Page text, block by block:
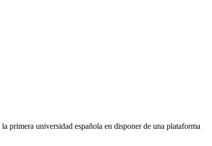
universidad española en disponer de una plataforma